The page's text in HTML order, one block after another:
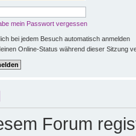
mein Passwort vergessen
bei jedem Besuch automatisch anmelden
Online-Status während dieser Sitzung
Forum